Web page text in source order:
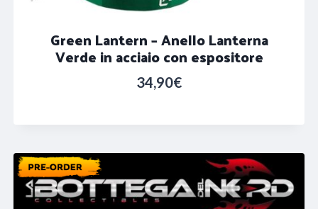
Green Lantern – Anello Lanterna
Verde in acciaio con espositore
34,90€